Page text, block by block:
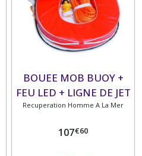
BOUEE MOB BUOY +
FEU LED + LIGNE DE JET
Recuperation Homme A La Mer
107€60